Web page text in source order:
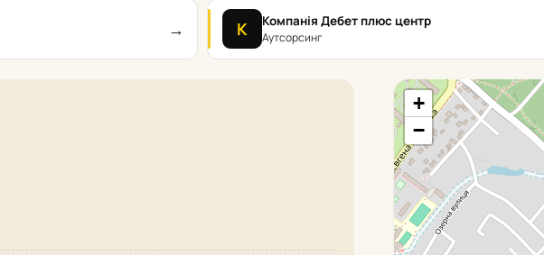
→ К Компанія Дебет плюс центр
Аутсорсинг
+
−